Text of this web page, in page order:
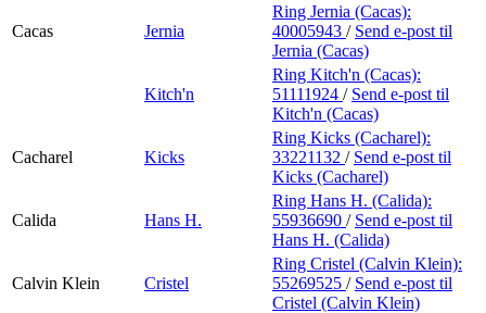
Cacas Jernia
Ring Jernia (Cacas):
40005943 / Send e-post til
Jernia (Cacas)
Kitch'n
Ring Kitch'n (Cacas):
51111924 / Send e-post til
Kitch'n (Cacas)
Cacharel Kicks
Ring Kicks (Cacharel):
33221132 / Send e-post til
Kicks (Cacharel)
Calida Hans H.
Ring Hans H. (Calida):
55936690 / Send e-post til
Hans H. (Calida)
Calvin Klein Cristel
Ring Cristel (Calvin Klein):
55269525 / Send e-post til
Cristel (Calvin Klein)